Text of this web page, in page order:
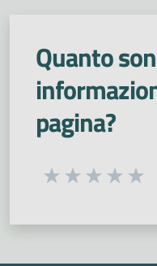
Quanto
pagina?
Seleziona una